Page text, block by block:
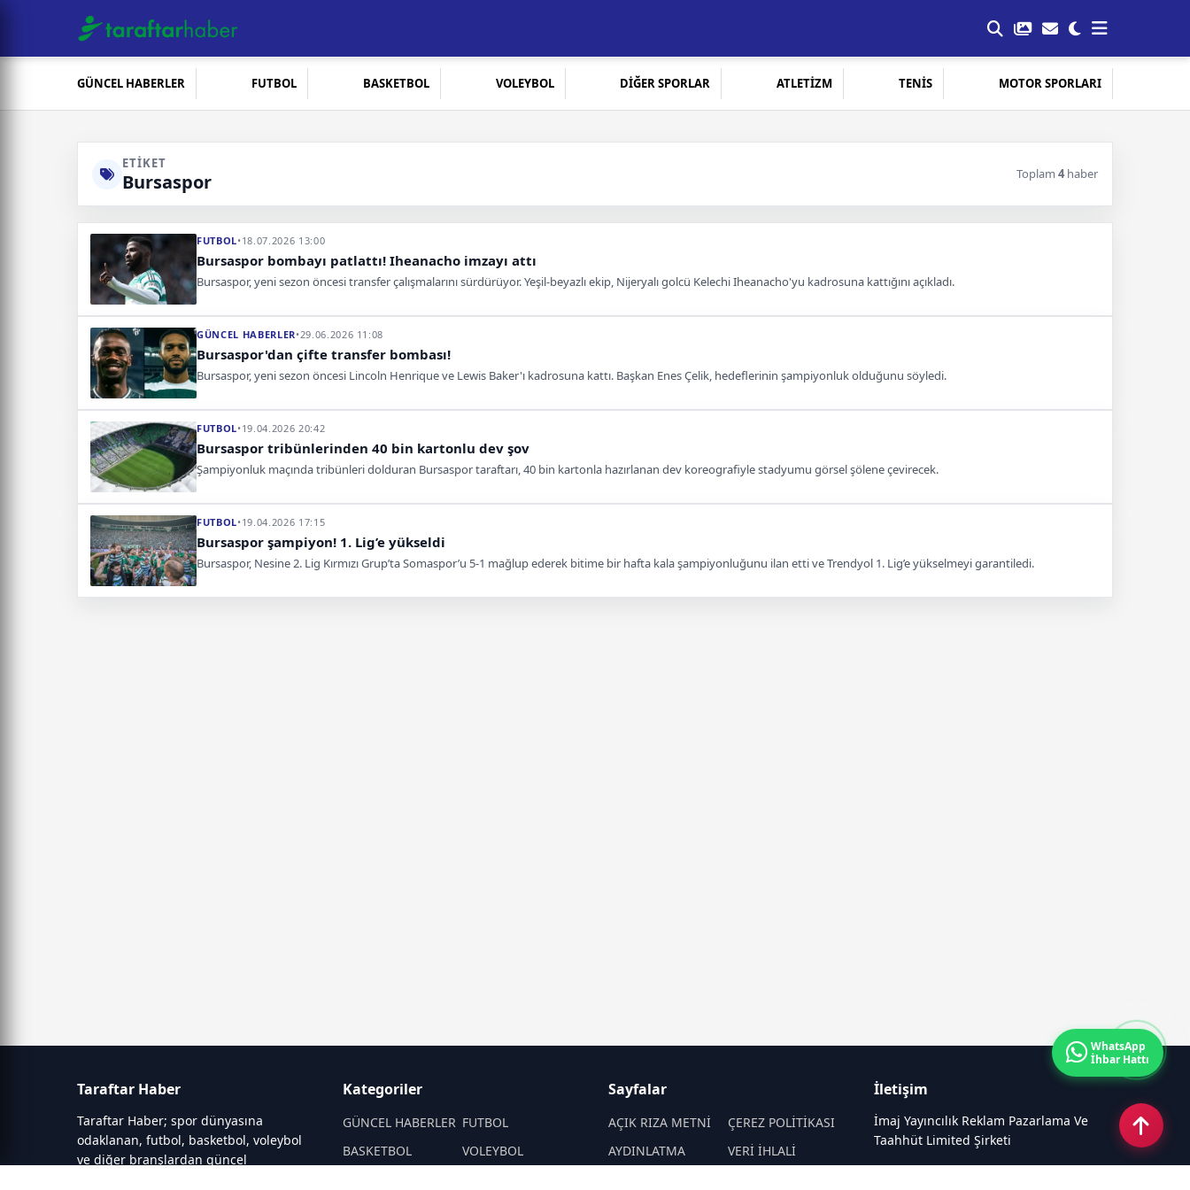
GÜNCEL HABERLER FUTBOL BASKETBOL VOLEYBOL DİĞER SPORLAR ATLETİZM TENİS MOTOR SPORLARI
ETIKET
Bursaspor Toplam 4haber
FUTBOL•18.07.2026 13:00
Bursaspor bombayı patlattı! Iheanacho imzayı attı
Bursaspor, yeni sezon öncesi transfer çalışmalarını sürdürüyor. Yeşil-beyazlı ekip, Nijeryalı golcü Kelechi Iheanacho'yu kadrosuna kattığını açıkladı.
GÜNCEL HABERLER•29.06.2026 11:08
Bursaspor'dan çifte transfer bombası!
Bursaspor, yeni sezon öncesi Lincoln Henrique ve Lewis Baker'ı kadrosuna kattı. Başkan Enes Çelik, hedeflerinin şampiyonluk olduğunu söyledi.
FUTBOL•19.04.2026 20:42
Bursaspor tribünlerinden 40 bin kartonlu dev şov
Şampiyonluk maçında tribünleri dolduran Bursaspor taraftarı, 40 bin kartonla hazırlanan dev koreografiyle stadyumu görsel şölene çevirecek.
FUTBOL•19.04.2026 17:15
Bursaspor şampiyon! 1. Lig’e yükseldi
Bursaspor, Nesine 2. Lig Kırmızı Grup’ta Somaspor’u 5-1 mağlup ederek bitime bir hafta kala şampiyonluğunu ilan etti ve Trendyol 1. Lig’e yükselmeyi garantiledi.
Taraftar Haber
Taraftar Haber; spor dünyasına
odaklanan, futbol, basketbol, voleybol
ve diğer branşlardan güncel
Kategoriler
GÜNCEL HABERLER FUTBOL
BASKETBOL
VOLEYBOL
Sayfalar
AÇIK RIZA METNİ
ÇEREZ POLİTİKASI
AYDINLATMA
VERİ İHLALİ
İletişim
İmaj Yayıncılık Reklam Pazarlama Ve
Taahhüt Limited Şirketi
WhatsApp
İhbar Hattı